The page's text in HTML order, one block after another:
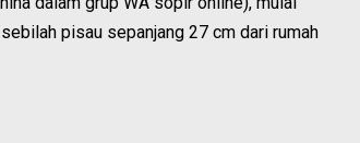
pisau sepanjang 27 cm dari rumah